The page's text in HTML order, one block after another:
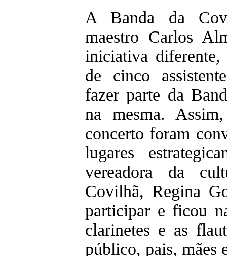
A Banda da
maestro Carlos
iniciativa
de cinco
fazer parte da
na mesma.
concerto foram
lugares
vereadora da
Covilhã, Regina
participar e ficou
clarinetes e as
público, pais, mães